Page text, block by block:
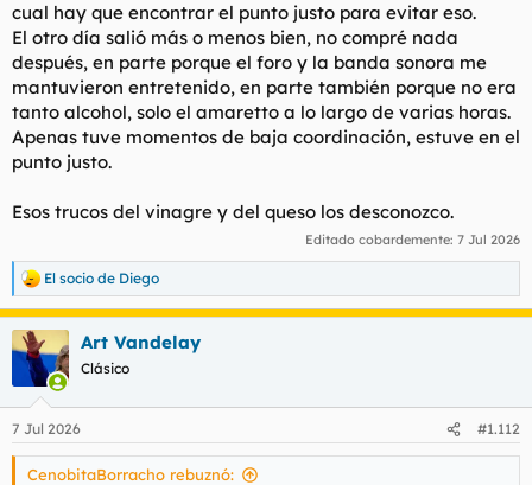
cual hay que encontrar el punto justo para evitar eso.
El otro día salió más o menos bien, no compré nada
después, en parte porque el foro y la banda sonora me
mantuvieron entretenido, en parte también porque no era
tanto alcohol, solo el amaretto a lo largo de varias horas.
Apenas tuve momentos de baja coordinación, estuve en el
punto justo.
Esos trucos del vinagre y del queso los desconozco.
Editado cobardemente: 7 Jul 2026
R
e
a
c
c
e
s
El socio de Diego
Art Vandelay
Clásico
7 Jul 2026 #1.112
CenobitaBorracho rebuznó: